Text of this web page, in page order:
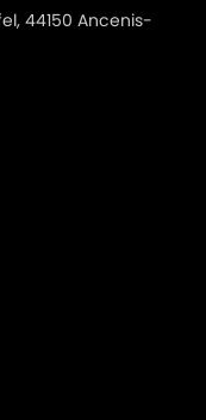
44150 Ancenis-